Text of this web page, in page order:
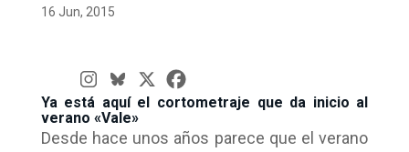
16 Jun, 2015
Ya está aquí el cortometraje que da inicio al
verano «Vale»
Desde hace unos años parece que el verano